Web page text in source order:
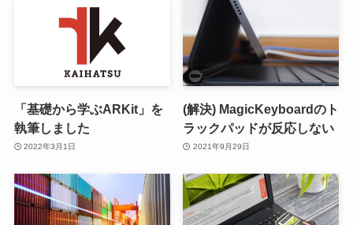
「基礎から学ぶARKit」を
執筆しました
2022年3月1日
(解決) MagicKeyboardのト
ラックパッドが反応しない
2021年9月29日